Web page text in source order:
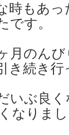
時もあ
です。
月のん
き続き
いぶ良
なりま